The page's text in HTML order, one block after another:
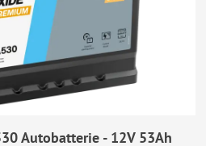
Autobatterie - 12V 53Ah